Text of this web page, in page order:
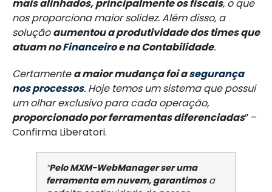
mais alinhados, principalmente os fiscais, o que
nos proporciona maior solidez. Além disso, a
soluçãoaumentou aprodutividadedos times que
atuam noFinanceiroe na Contabilidade.
Certamentea maior mudança foi asegurança
nos processos. Hoje temos um sistema que possui
um olhar exclusivo para cada operação,
proporcionado por ferramentas diferenciadas” –
Confirma Liberatori.
“Pelo MXM-WebManager ser uma
ferramenta em nuvem, garantimosa